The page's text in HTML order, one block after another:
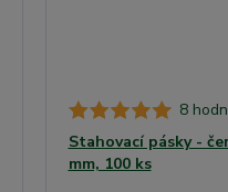
8
Stahovací pásky -
mm, 100 ks